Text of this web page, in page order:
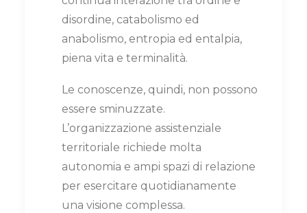
disordine, catabolismo ed
anabolismo, entropia ed entalpia,
piena vita e terminalità.
Le conoscenze, quindi, non possono
essere sminuzzate.
L’organizzazione assistenziale
territoriale richiede molta
autonomia e ampi spazi di relazione
per esercitare quotidianamente
una visione complessa.